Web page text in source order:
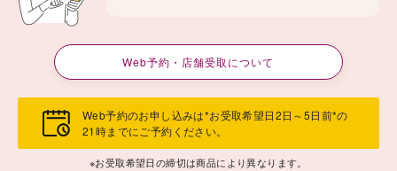
Web予約・店舗受取について
Web予約のお申し込みは*お受取希望日2日～5日前*の
21時までにご予約ください。
※お受取希望日の締切は商品により異なります。